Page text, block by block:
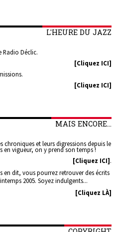
L'HEURE DU JAZZ
Radio Déclic.
[Cliquez ICI]
[Cliquez ICI]
MAIS ENCORE...
chroniques et leurs digressions depuis le
vigueur, on y prend son temps !
[Cliquez ICI].
en dit, vous pourrez retrouver des écrits
2005. Soyez indulgents...
[Cliquez LÀ]